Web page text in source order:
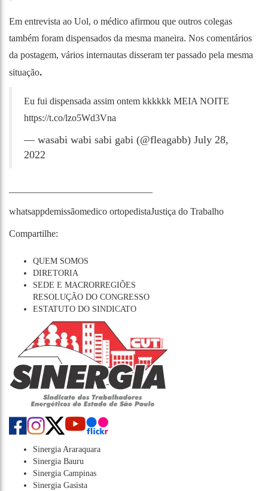
Em entrevista ao Uol, o médico afirmou que outros colegas
também foram dispensados da mesma maneira. Nos comentários
da postagem, vários internautas disseram ter passado pela mesma
situação.
Eu fui dispensada assim ontem kkkkkk MEIA NOITE
https://t.co/lzo5Wd3Vna
— wasabi wabi sabi gabi (@fleagabb) July 28,
2022
whatsappdemissãomedico ortopedistaJustiça do Trabalho
Compartilhe:
QUEM SOMOS
DIRETORIA
SEDE E MACRORREGIÕES
RESOLUÇÃO DO CONGRESSO
ESTATUTO DO SINDICATO
Sinergia Araraquara
Sinergia Bauru
Sinergia Campinas
Sinergia Gasista